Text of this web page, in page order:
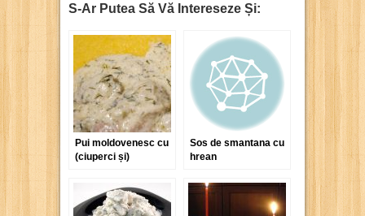
S-Ar Putea Să Vă Intereseze Și:
Pui moldovenesc cu
(ciuperci și)
Sos de smantana cu
hrean